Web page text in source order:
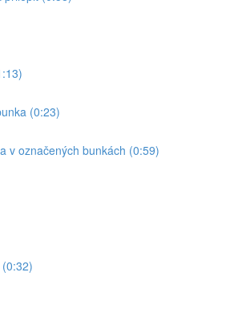
(0:23)
v označených bunkách (0:59)